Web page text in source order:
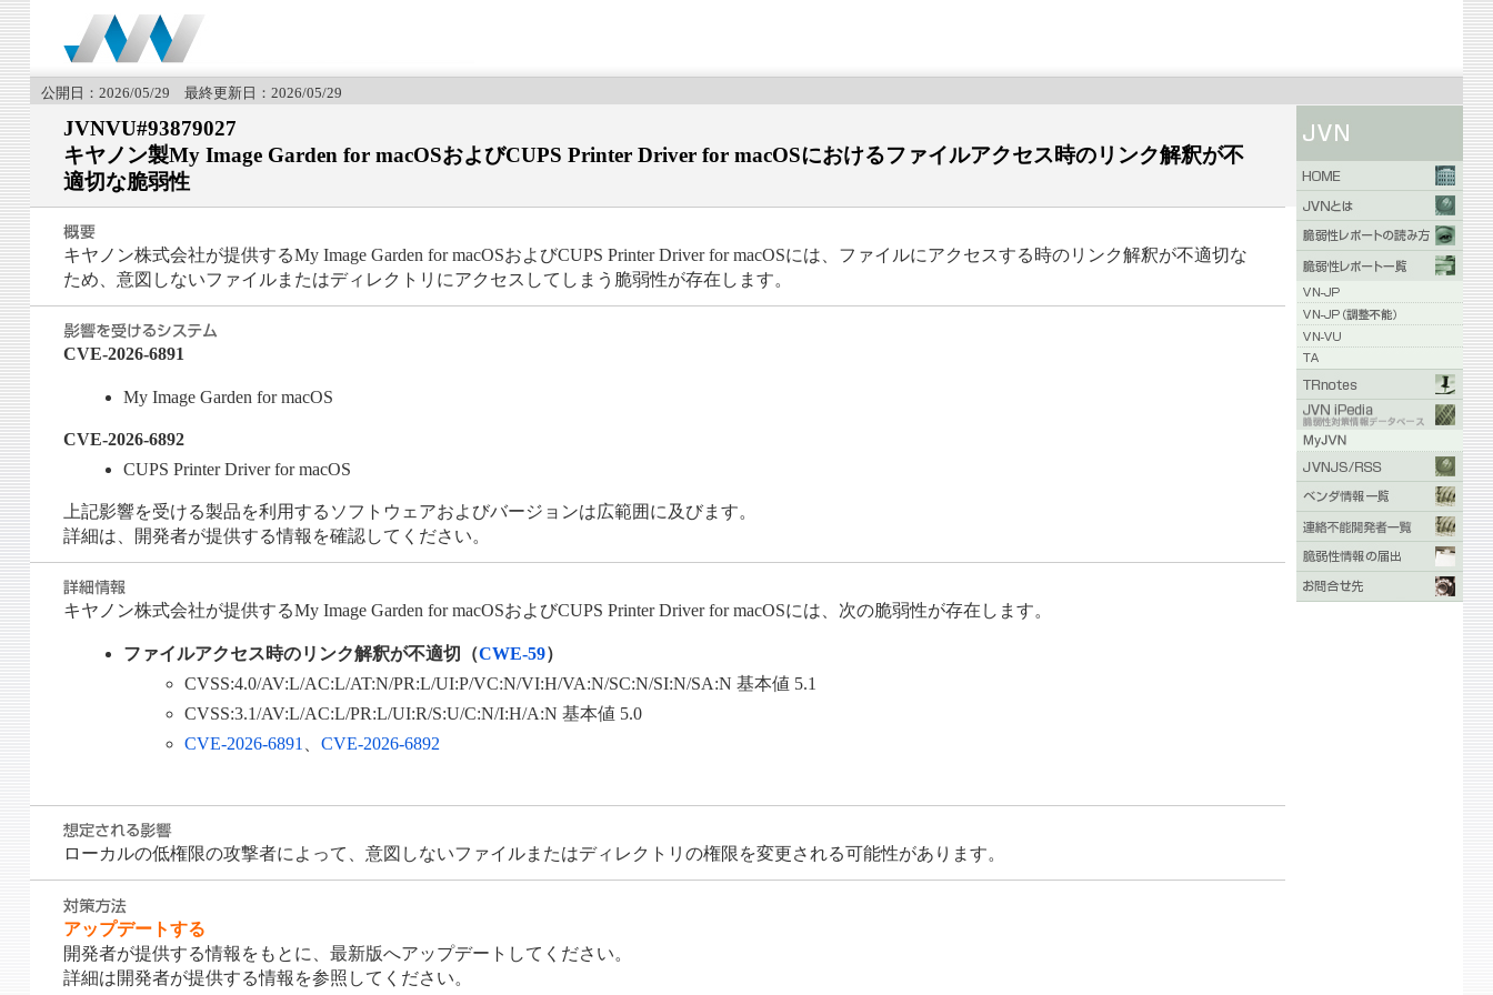
公開日：2026/05/29 最終更新日：2026/05/29
JVNVU#93879027
キヤノン製My Image Garden for macOSおよびCUPS Printer Driver for macOSにおけるファイルアクセス時のリンク解釈が不
適切な脆弱性
キヤノン株式会社が提供するMy Image Garden for macOSおよびCUPS Printer Driver for macOSには、ファイルにアクセスする時のリンク解釈が不適切な
ため、意図しないファイルまたはディレクトリにアクセスしてしまう脆弱性が存在します。
CVE-2026-6891
My Image Garden for macOS
CVE-2026-6892
CUPS Printer Driver for macOS
上記影響を受ける製品を利用するソフトウェアおよびバージョンは広範囲に及びます。
詳細は、開発者が提供する情報を確認してください。
キヤノン株式会社が提供するMy Image Garden for macOSおよびCUPS Printer Driver for macOSには、次の脆弱性が存在します。
ファイルアクセス時のリンク解釈が不適切（CWE-59）
CVSS:4.0/AV:L/AC:L/AT:N/PR:L/UI:P/VC:N/VI:H/VA:N/SC:N/SI:N/SA:N 基本値 5.1
CVSS:3.1/AV:L/AC:L/PR:L/UI:R/S:U/C:N/I:H/A:N 基本値 5.0
CVE-2026-6891、 CVE-2026-6892
ローカルの低権限の攻撃者によって、意図しないファイルまたはディレクトリの権限を変更される可能性があります。
アップデートする
開発者が提供する情報をもとに、最新版へアップデートしてください。
詳細は開発者が提供する情報を参照してください。